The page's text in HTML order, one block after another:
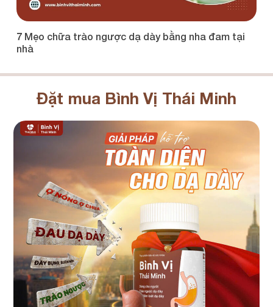
7 Mẹo chữa trào ngược dạ dày bằng nha đam tại
nhà
Đặt mua Bình Vị Thái Minh